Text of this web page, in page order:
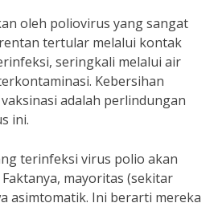
oleh poliovirus yang sangat
tertular melalui kontak
seringkali melalui air
Kebersihan
adalah perlindungan
ini.
terinfeksi virus polio akan
mayoritas (sekitar
asimtomatik. Ini berarti mereka